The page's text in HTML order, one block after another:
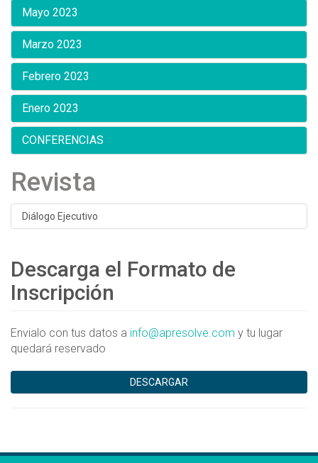
Mayo 2023
Marzo 2023
Febrero 2023
Enero 2023
CONFERENCIAS
Revista
Diálogo Ejecutivo
Descarga el Formato de
Inscripción
Envialo con tus datos a info@apresolve.com y tu lugar
quedará reservado
DESCARGAR